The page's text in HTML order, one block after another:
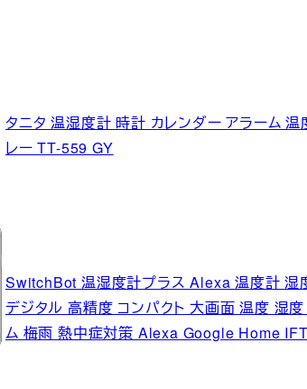
タニタ 温湿度計 時計 カレンダー アラーム
レー TT-559 GY
SwitchBot 温湿度計プラス Alexa 温度計 湿
デジタル 高精度 コンパクト 大画面 温度 湿
ム 梅雨 熱中症対策 Alexa Google Home